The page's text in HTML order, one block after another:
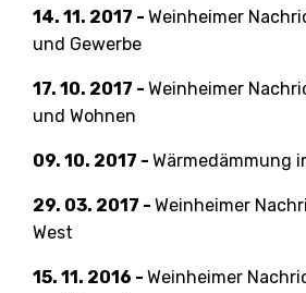
14. 11. 2017 - Weinheimer
und Gewerbe
17. 10. 2017 - Weinheimer
und Wohnen
09. 10. 2017 - Wärmedämmung
29. 03. 2017 - Weinheimer
West
15. 11. 2016 - Weinheimer